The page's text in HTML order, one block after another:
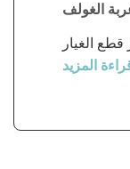
الغولف
الغيار
المزيد